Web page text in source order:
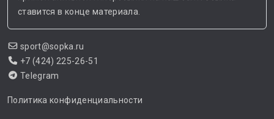
ставится в конце материала.
sport@sopka.ru
+7 (424) 225-26-51
Telegram
Политика конфиденциальности